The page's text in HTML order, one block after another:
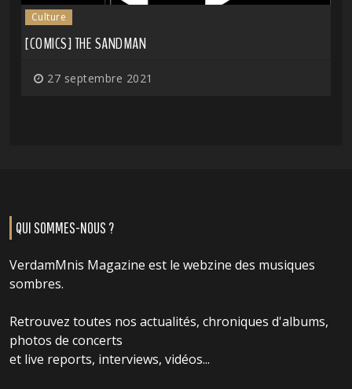
Culture
[COMICS] THE SANDMAN
27 septembre 2021
QUI SOMMES-NOUS ?
VerdamMnis Magazine est le webzine des musiques
sombres.
Retrouvez toutes nos actualités, chroniques d'albums,
photos de concerts
et live reports, interviews, vidéos...